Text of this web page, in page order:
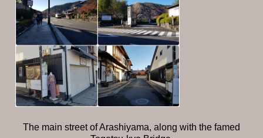
The main street of Arashiyama, along with the famed